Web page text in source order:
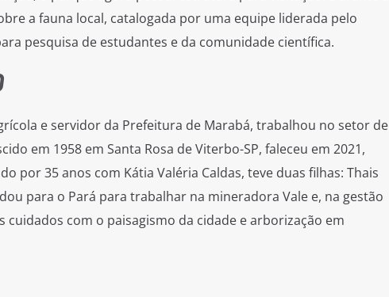
a fauna local, catalogada por uma equipe liderada pelo
pesquisa de estudantes e da comunidade científica.
e servidor da Prefeitura de Marabá, trabalhou no setor de
em 1958 em Santa Rosa de Viterbo-SP, faleceu em 2021,
por 35 anos com Kátia Valéria Caldas, teve duas filhas: Thais
para o Pará para trabalhar na mineradora Vale e, na gestão
com o paisagismo da cidade e arborização em